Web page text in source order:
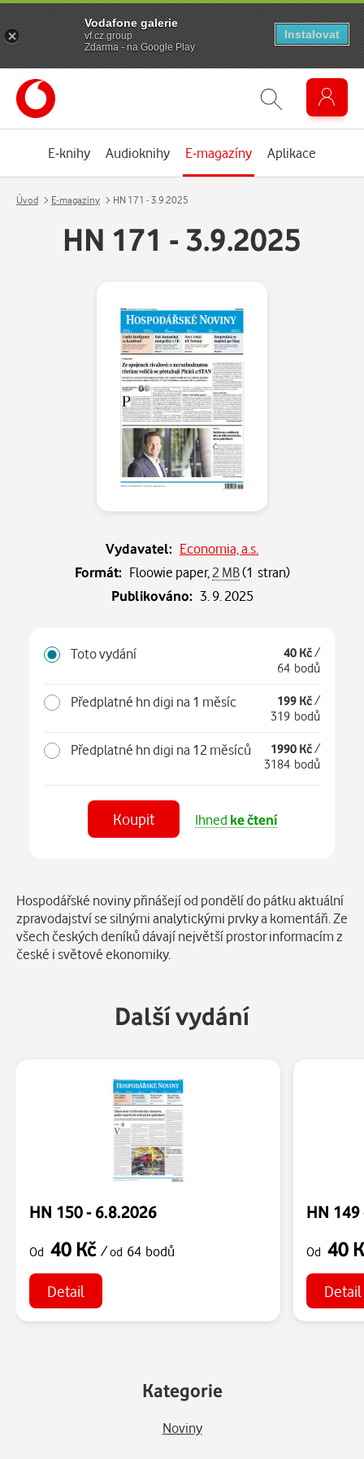
E-knihy Audioknihy E-magazíny Aplikace
Úvod E-magazíny HN 171 - 3.9.2025
HN 171 - 3.9.2025
Vydavatel: Economia, a.s.
Formát: Floowie paper, 2 MB(1 stran)
Publikováno: 3. 9. 2025
Toto vydání 40 Kč/
64 bodů
Předplatné hn digi na 1 měsíc 199 Kč/
319 bodů
Předplatné hn digi na 12 měsíců 1990 Kč/
3184 bodů
Koupit Ihned ke čtení
Popis
Hospodářské noviny přinášejí od pondělí do pátku aktuální
zpravodajství se silnými analytickými prvky a komentáři. Ze
všech českých deníků dávají největší prostor informacím z
české i světové ekonomiky.
Další vydání
HN 150 - 6.8.2026
Od 40 Kč /od 64 bodů
Detail
HN
Od 40
Detail
Kategorie
Noviny
Vodafone galerie
vf.cz.group
Zdarma - na Google Play
Instalovat